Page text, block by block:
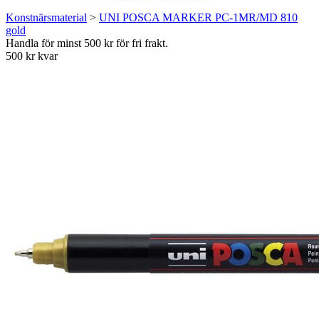
Konstnärsmaterial > UNI POSCA MARKER PC-1MR/MD 810
gold
Handla för minst 500 kr för fri frakt.
500 kr kvar